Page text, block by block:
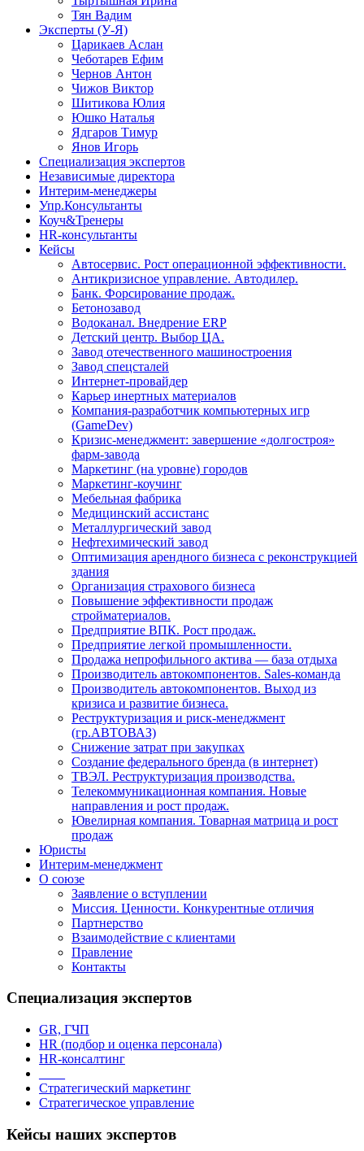
Тян Вадим
Эксперты (У-Я)
Царикаев Аслан
Чеботарев Ефим
Чернов Антон
Чижов Виктор
Шитикова Юлия
Юшко Наталья
Ядгаров Тимур
Янов Игорь
Специализация экспертов
Независимые директора
Интерим-менеджеры
Упр.Консультанты
Коуч&Тренеры
HR-консультанты
Кейсы
Автосервис. Рост операционной эффективности.
Антикризисное управление. Автодилер.
Банк. Форсирование продаж.
Бетонозавод
Водоканал. Внедрение ERP
Детский центр. Выбор ЦА.
Завод отечественного машиностроения
Завод спецсталей
Интернет-провайдер
Карьер инертных материалов
Компания-разработчик компьютерных игр
(GameDev)
Кризис-менеджмент: завершение «долгостроя»
фарм-завода
Маркетинг (на уровне) городов
Маркетинг-коучинг
Мебельная фабрика
Медицинский ассистанс
Металлургический завод
Нефтехимический завод
Оптимизация арендного бизнеса с реконструкцией
здания
Организация страхового бизнеса
Повышение эффективности продаж
стройматериалов.
Предприятие ВПК. Рост продаж.
Предприятие легкой промышленности.
Продажа непрофильного актива — база отдыха
Производитель автокомпонентов. Sales-команда
Производитель автокомпонентов. Выход из
кризиса и развитие бизнеса.
Реструктуризация и риск-менеджмент
(гр.АВТОВАЗ)
Снижение затрат при закупках
Создание федерального бренда (в интернет)
ТВЭЛ. Реструктуризация производства.
Телекоммуникационная компания. Новые
направления и рост продаж.
Ювелирная компания. Товарная матрица и рост
продаж
Юристы
Интерим-менеджмент
О союзе
Заявление о вступлении
Миссия. Ценности. Конкурентные отличия
Партнерство
Взаимодействие с клиентами
Правление
Контакты
Специализация экспертов
GR, ГЧП
HR (подбор и оценка персонала)
HR-консалтинг
Стратегический маркетинг
Стратегическое управление
Кейсы наших экспертов